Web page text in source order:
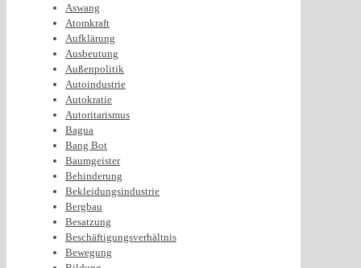
Aswang
Atomkraft
Aufklärung
Ausbeutung
Außenpolitik
Autoindustrie
Autokratie
Autoritarismus
Bagua
Bang Bot
Baumgeister
Behinderung
Bekleidungsindustrie
Bergbau
Besatzung
Beschäftigungsverhältnis
Bewegung